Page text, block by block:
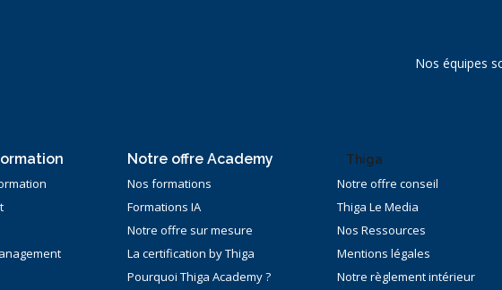
Nos équipes
Notre offre Academy
Nos formations
Formations IA
Notre offre sur mesure
La certification by Thiga
Pourquoi Thiga Academy ?
Thiga
Notre offre conseil
Thiga Le Media
Nos Ressources
Mentions légales
Notre règlement intérieur